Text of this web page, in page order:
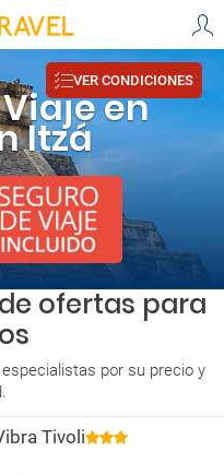
en
Itzá
VER CONDICIONES
ofertas para
por su precio y
Tivoli